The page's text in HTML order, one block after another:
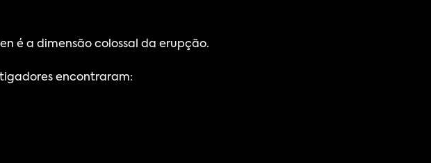
é a dimensão colossal da erupção.
encontraram: